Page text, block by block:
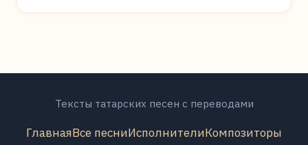
Тексты татарских песен с переводами
ГлавнаяВсе песниИсполнителиКомпозиторы